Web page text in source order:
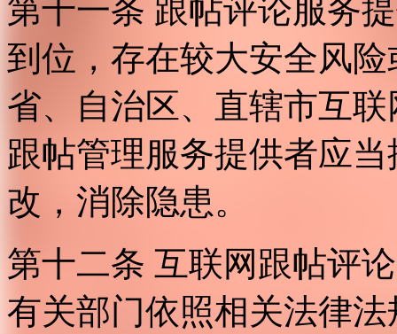
第十一条 跟帖评论服务
到位，存在较大安全风
省、自治区、直辖市互
跟帖管理服务提供者应
改，消除隐患。
第十二条 互联网跟帖评
有关部门依照相关法律